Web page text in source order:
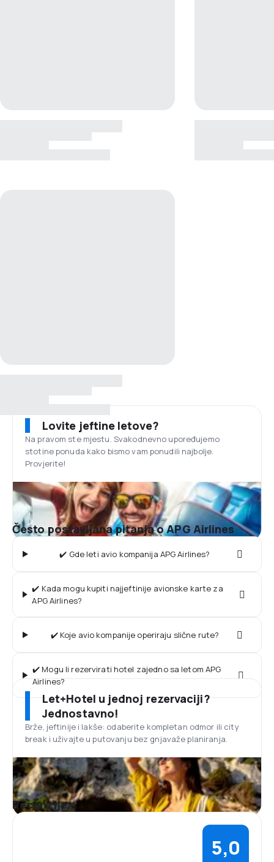
Lovite jeftine letove?
Na pravom ste mjestu. Svakodnevno upoređujemo
stotine ponuda kako bismo vam ponudili najbolje.
Provjerite!
Često postavljana pitanja o APG Airlines
✔️ Gde leti avio kompanija APG Airlines?
✔️ Kada mogu kupiti najjeftinije avionske karte za
APG Airlines?
✔️ Koje avio kompanije operiraju slične rute?
✔️ Mogu li rezervirati hotel zajedno sa letom APG
Airlines?
Let+Hotel u jednoj rezervaciji?
Jednostavno!
Brže, jeftinije i lakše: odaberite kompletan odmor ili city
break i uživajte u putovanju bez gnjavaže planiranja.
Recenzije
5,0